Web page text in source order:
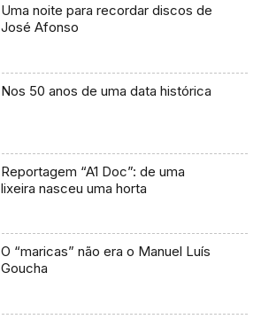
Uma noite para recordar discos de
José Afonso
Nos 50 anos de uma data histórica
Reportagem “A1 Doc”: de uma
lixeira nasceu uma horta
O “maricas” não era o Manuel Luís
Goucha